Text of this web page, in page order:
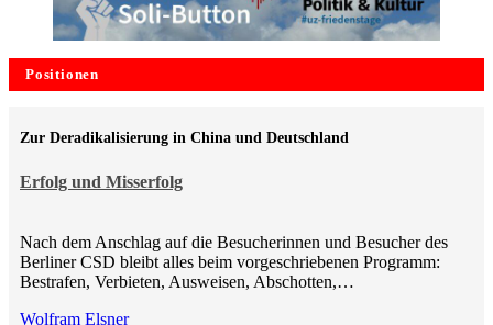
Positionen
Erfolg und Misserfolg
Zur Deradikalisierung in China und Deutschland
Nach dem Anschlag auf die Besucherinnen und Besucher des
Berliner CSD bleibt alles beim vorgeschriebenen Programm:
Bestrafen, Verbieten, Ausweisen, Abschotten,…
Wolfram Elsner